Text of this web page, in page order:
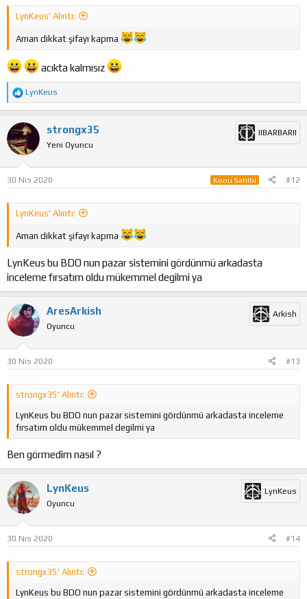
LynKeus' Alıntı:
Aman dikkat şifayı kapma
acıkta kalmısız
T
e
p
k
i
l
e
r
:
LynKeus
strongx35
Yeni Oyuncu
IIBARBARII
30 Nis 2020 Konu Sahibi #12
LynKeus' Alıntı:
Aman dikkat şifayı kapma
LynKeus bu BDO nun pazar sistemini gördünmü arkadasta
inceleme fırsatım oldu mükemmel degilmi ya
AresArkish
Oyuncu
Arkish
30 Nis 2020 #13
strongx35' Alıntı:
LynKeus bu BDO nun pazar sistemini gördünmü arkadasta inceleme
fırsatım oldu mükemmel degilmi ya
Ben görmedim nasıl ?
LynKeus
Oyuncu
LynKeus
30 Nis 2020 #14
strongx35' Alıntı:
LynKeus bu BDO nun pazar sistemini gördünmü arkadasta inceleme